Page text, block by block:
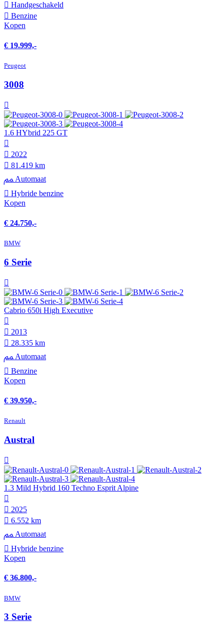
Hand­geschakeld
Benzine
Kopen
€ 19.999,-
Peugeot
3008
1.6 HYbrid 225 GT
2022
81.419 km
Automaat
Hybride benzine
Kopen
€ 24.750,-
BMW
6 Serie
Cabrio 650i High Executive
2013
28.335 km
Automaat
Benzine
Kopen
€ 39.950,-
Renault
Austral
1.3 Mild Hybrid 160 Techno Esprit Alpine
2025
6.552 km
Automaat
Hybride benzine
Kopen
€ 36.800,-
BMW
3 Serie